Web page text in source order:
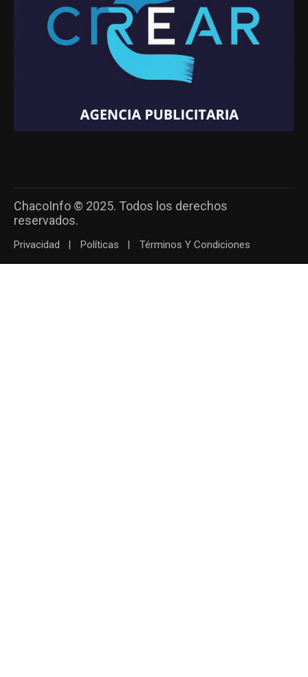
ChacoInfo © 2025. Todos los derechos
reservados.
Privacidad Políticas Términos Y Condiciones